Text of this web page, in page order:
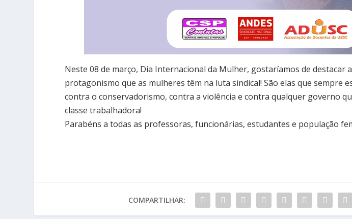
Neste 08 de março, Dia Internacional da Mulher, gostaríamos de destacar
protagonismo que as mulheres têm na luta sindical! São elas que sempre
contra o conservadorismo, contra a violência e contra qualquer governo
classe trabalhadora!
Parabéns a todas as professoras, funcionárias, estudantes e população
COMPARTILHAR: